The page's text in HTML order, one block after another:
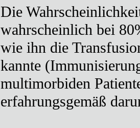
Die
wahrscheinlich bei
wie ihn die
kannte
multimorbiden
erfahrungsgemäß